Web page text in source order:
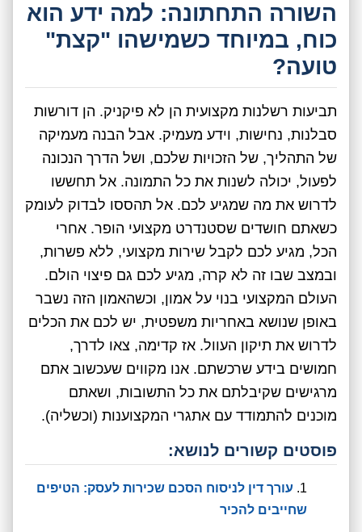
השורה התחתונה: למה ידע הוא
כוח, במיוחד כשמישהו "קצת"
טועה?
תביעות רשלנות מקצועית הן לא פיקניק. הן דורשות
סבלנות, נחישות, וידע מעמיק. אבל הבנה מעמיקה
של התהליך, של הזכויות שלכם, ושל הדרך הנכונה
לפעול, יכולה לשנות את כל התמונה. אל תחששו
לדרוש את מה שמגיע לכם. אל תהססו לבדוק לעומק
כשאתם חושדים שסטנדרט מקצועי הופר. אחרי
הכל, מגיע לכם לקבל שירות מקצועי, ללא פשרות,
ובמצב שבו זה לא קרה, מגיע לכם גם פיצוי הולם.
העולם המקצועי בנוי על אמון, וכשהאמון הזה נשבר
באופן שנושא באחריות משפטית, יש לכם את הכלים
לדרוש את תיקון העוול. אז קדימה, צאו לדרך,
חמושים בידע שרכשתם. אנו מקווים שעכשוב אתם
מרגישים שקיבלתם את כל התשובות, ושאתם
מוכנים להתמודד עם אתגרי המקצוענות (וכשליה).
פוסטים קשורים לנושא:
עורך דין לניסוח הסכם שכירות לעסק: הטיפים
שחייבים להכיר